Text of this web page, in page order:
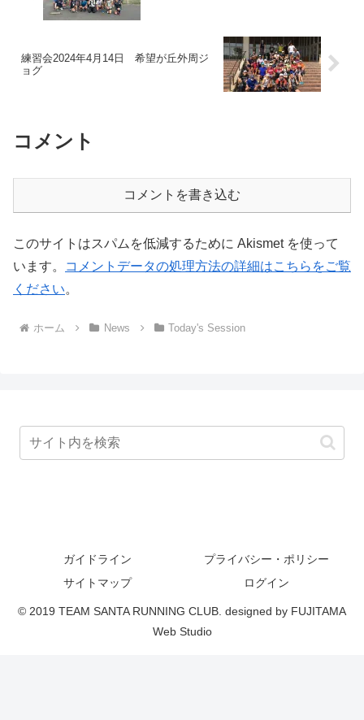
練習会2024年4月14日 希望が丘外周ジ
ョグ
コメント
コメントを書き込む
このサイトはスパムを低減するために Akismet を使って
います。
コメントデータの処理方法の詳細はこちらをご覧
ください。
ホーム News Today's Session
ガイドライン
プライバシー・ポリシー
サイトマップ
ログイン
© 2019 TEAM SANTA RUNNING CLUB. designed by FUJITAMA
Web Studio